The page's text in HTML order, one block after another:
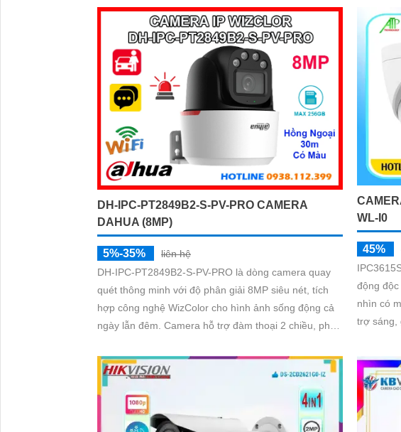
DH-IPC-PT2849B2-S-PV-PRO CAMERA
DAHUA (8MP)
5%-35%
liên hệ
DH-IPC-PT2849B2-S-PV-PRO là dòng camera quay
quét thông minh với độ phân giải 8MP siêu nét, tích
hợp công nghệ WizColor cho hình ảnh sống động cả
ngày lẫn đêm. Camera hỗ trợ đàm thoại 2 chiều, phát
minh.
WL-I0
45%
động
nhìn có
trợ sáng,
sáng